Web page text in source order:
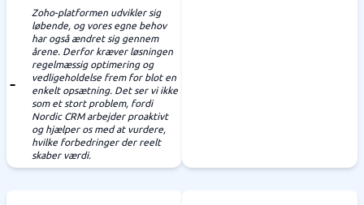
Zoho-platformen udvikler sig
løbende, og vores egne behov
har også ændret sig gennem
årene. Derfor kræver løsningen
regelmæssig optimering og
vedligeholdelse frem for blot en
enkelt opsætning. Det ser vi ikke
som et stort problem, fordi
Nordic CRM arbejder proaktivt
og hjælper os med at vurdere,
hvilke forbedringer der reelt
skaber værdi.